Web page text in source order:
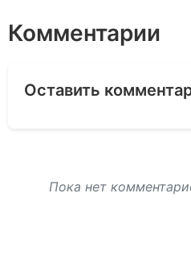
Комментарии
Оставить
Пока нет